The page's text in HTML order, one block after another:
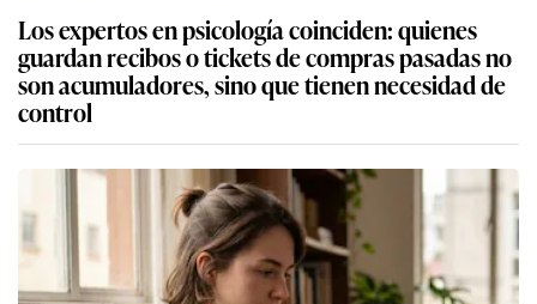
Los expertos en psicología coinciden: quienes
guardan recibos o tickets de compras pasadas no
son acumuladores, sino que tienen necesidad de
control